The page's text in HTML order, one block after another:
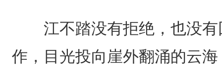
江不踏没有拒绝，也没有
作，目光投向崖外翻涌的云